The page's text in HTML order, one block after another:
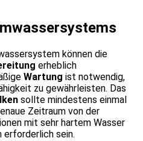
können die
erheblich
Wartung ist notwendig,
zu gewährleisten. Das
sollte mindestens einmal
Zeitraum von der
mit sehr hartem Wasser
erforderlich sein.